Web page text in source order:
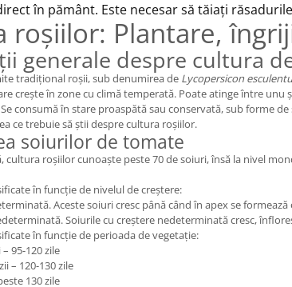
în pământ. Este necesar să tăiați
roșiilor: Plantare,
generale despre cultura
tradițional roșii, sub denumirea de Lycopersicon
crește în zone cu climă temperată. Poate atinge între
consumă în stare proaspătă sau conservată, sub forme
ce trebuie să știi despre cultura roșiilor.
soiurilor de tomate
cultura roșiilor cunoaște peste 70 de soiuri, însă la nivel
în funcție de nivelul de creștere:
Aceste soiuri cresc până când în apex se
Soiurile cu creștere nedeterminată cresc,
în funcție de perioada de vegetație:
95-120 zile
– 120-130 zile
130 zile